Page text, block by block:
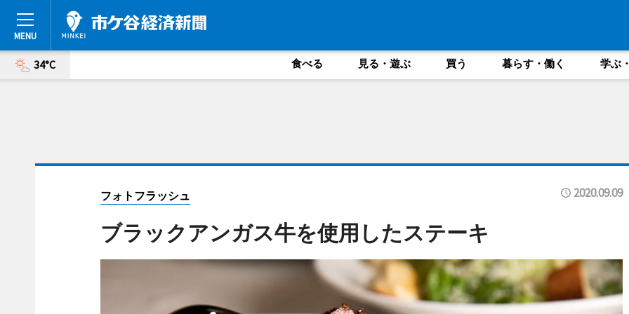
34°C 食べる 見る・遊ぶ 買う 暮らす・働く 学ぶ
フォトフラッシュ 2020.09.09
ブラックアンガス牛を使用したステーキ